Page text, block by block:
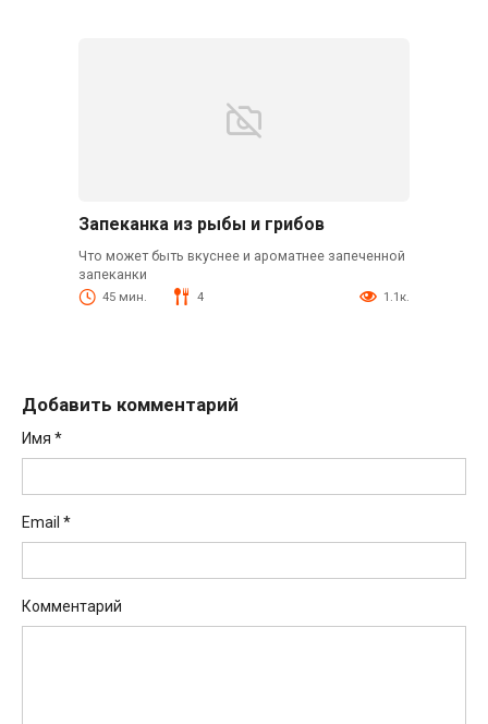
Запеканка из рыбы и грибов
Что может быть вкуснее и ароматнее запеченной
запеканки
45 мин. 4 1.1к.
Добавить комментарий
Имя *
Email *
Комментарий